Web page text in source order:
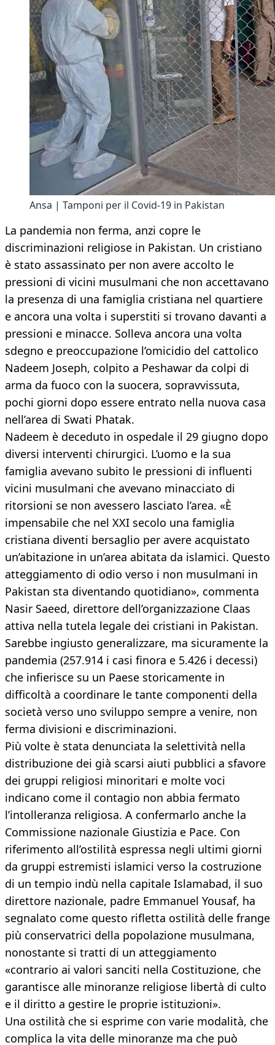
Ansa | Tamponi per il Covid-19 in Pakistan
La pandemia non ferma, anzi copre le
discriminazioni religiose in Pakistan. Un cristiano
è stato assassinato per non avere accolto le
pressioni di vicini musulmani che non accettavano
la presenza di una famiglia cristiana nel quartiere
e ancora una volta i superstiti si trovano davanti a
pressioni e minacce. Solleva ancora una volta
sdegno e preoccupazione l’omicidio del cattolico
Nadeem Joseph, colpito a Peshawar da colpi di
arma da fuoco con la suocera, sopravvissuta,
pochi giorni dopo essere entrato nella nuova casa
nell’area di Swati Phatak.
Nadeem è deceduto in ospedale il 29 giugno dopo
diversi interventi chirurgici. L’uomo e la sua
famiglia avevano subito le pressioni di influenti
vicini musulmani che avevano minacciato di
ritorsioni se non avessero lasciato l’area. «È
impensabile che nel XXI secolo una famiglia
cristiana diventi bersaglio per avere acquistato
un’abitazione in un’area abitata da islamici. Questo
atteggiamento di odio verso i non musulmani in
Pakistan sta diventando quotidiano», commenta
Nasir Saeed, direttore dell’organizzazione Claas
attiva nella tutela legale dei cristiani in Pakistan.
Sarebbe ingiusto generalizzare, ma sicuramente la
pandemia (257.914 i casi finora e 5.426 i decessi)
che infierisce su un Paese storicamente in
difficoltà a coordinare le tante componenti della
società verso uno sviluppo sempre a venire, non
ferma divisioni e discriminazioni.
Più volte è stata denunciata la selettività nella
distribuzione dei già scarsi aiuti pubblici a sfavore
dei gruppi religiosi minoritari e molte voci
indicano come il contagio non abbia fermato
l’intolleranza religiosa. A confermarlo anche la
Commissione nazionale Giustizia e Pace. Con
riferimento all’ostilità espressa negli ultimi giorni
da gruppi estremisti islamici verso la costruzione
di un tempio indù nella capitale Islamabad, il suo
direttore nazionale, padre Emmanuel Yousaf, ha
segnalato come questo rifletta ostilità delle frange
più conservatrici della popolazione musulmana,
nonostante si tratti di un atteggiamento
«contrario ai valori sanciti nella Costituzione, che
garantisce alle minoranze religiose libertà di culto
e il diritto a gestire le proprie istituzioni».
Una ostilità che si esprime con varie modalità, che
complica la vita delle minoranze ma che può